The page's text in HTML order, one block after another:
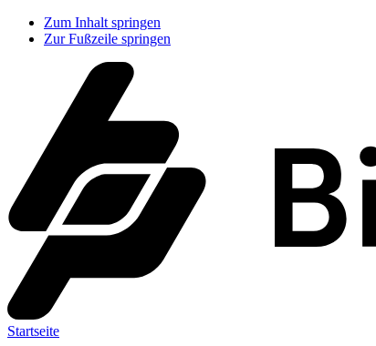
Zum Inhalt springen
Zur Fußzeile springen
Startseite